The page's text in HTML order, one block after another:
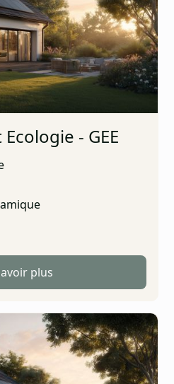
- GEE
plus